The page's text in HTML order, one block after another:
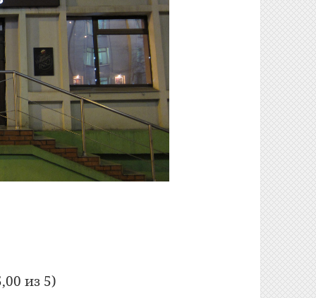
«7 пятниц» (Гомель)
из 5)